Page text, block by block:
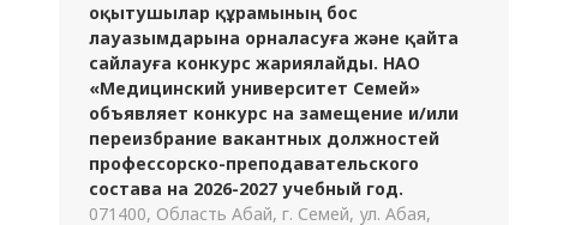
оқытушылар құрамының бос
лауазымдарына орналасуға және қайта
сайлауға конкурс жариялайды. НАО
«Медицинский университет Семей»
объявляет конкурс на замещение и/или
переизбрание вакантных должностей
профессорско-преподавательского
состава на 2026-2027 учебный год.
071400, Область Абай, г. Семей, ул. Абая,